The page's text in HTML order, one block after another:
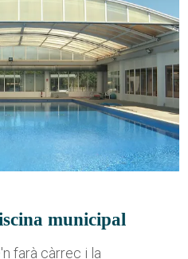
municipal
farà càrrec i la